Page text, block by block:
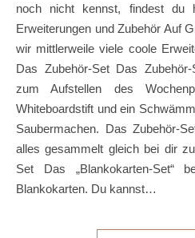
noch nicht kennst, findest du
Erweiterungen und Zubehör Auf
wir mittlerweile viele coole
Das Zubehör-Set Das
zum Aufstellen des
Whiteboardstift und ein
Saubermachen. Das Zubehör-
alles gesammelt gleich bei dir
Set Das „Blankokarten-Set“
Blankokarten. Du kannst…